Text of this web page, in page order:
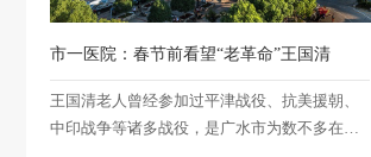
候，并表达了全院医务人员
市一医院：春节前看望“老革命”王国清
王国清老人曾经参加过平津战役、抗美援朝、
中印战争等诸多战役，是广水市为数不多在世